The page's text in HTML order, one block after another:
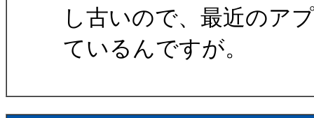
し古いので、最近のア
ているんですが。